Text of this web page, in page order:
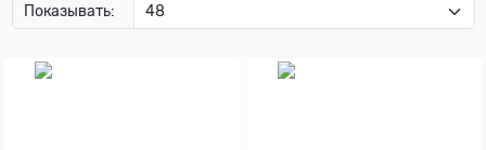
Показывать: